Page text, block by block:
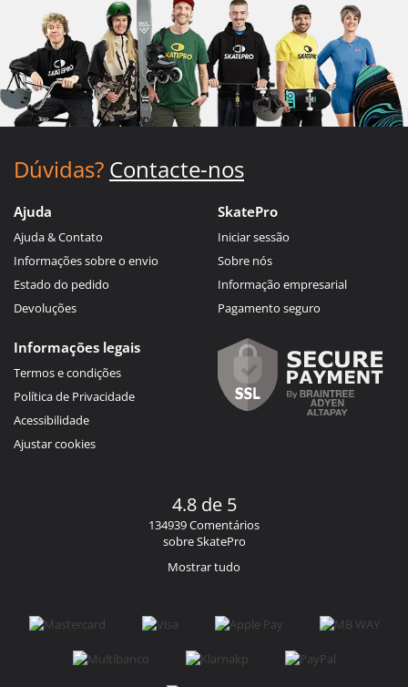
Dúvidas? Contacte-nos
Ajuda
Ajuda & Contato
Informações sobre o envio
Estado do pedido
Devoluções
SkatePro
Iniciar sessão
Sobre nós
Informação empresarial
Pagamento seguro
Informações legais
Termos e condições
Política de Privacidade
Acessibilidade
Ajustar cookies
4.8 de 5
134939 Comentários
sobre SkatePro
Mostrar tudo